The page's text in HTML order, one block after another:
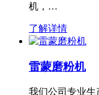
机，…
了解详情
雷蒙磨粉机
我们公司专业生